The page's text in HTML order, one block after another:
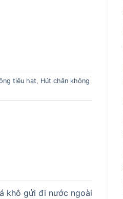
tiêu hạt
Hút chân không
khô gửi đi nước ngoài